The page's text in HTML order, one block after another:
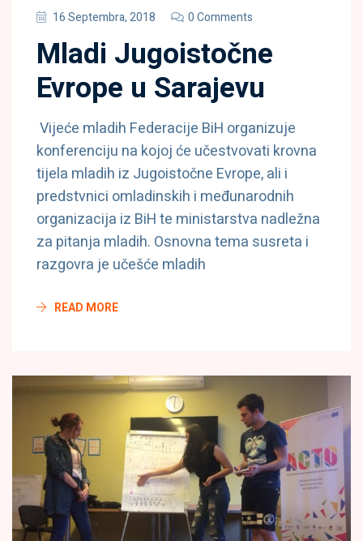
16 Septembra, 2018 0 Comments
Mladi Jugoistočne
Evrope u Sarajevu
Vijeće mladih Federacije BiH organizuje
konferenciju na kojoj će učestvovati krovna
tijela mladih iz Jugoistočne Evrope, ali i
predstvnici omladinskih i međunarodnih
organizacija iz BiH te ministarstva nadležna
za pitanja mladih. Osnovna tema susreta i
razgovra je učešće mladih
READ MORE